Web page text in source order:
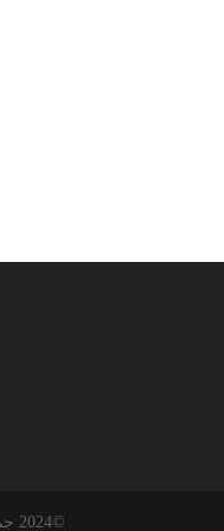
©2024 جميع الحقوق محغوظة